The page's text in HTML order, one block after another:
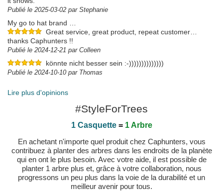
Publié le 2025-03-02 par Stephanie
My go to hat brand …
Great service, great product, repeat customer…
thanks Caphunters !!
Publié le 2024-12-21 par Colleen
könnte nicht besser sein :-))))))))))))))
Publié le 2024-10-10 par Thomas
Lire plus d'opinions
#StyleForTrees
1 Casquette= 1 Arbre
En achetant n'importe quel produit chez Caphunters, vous
contribuez à planter des arbres dans les endroits de la planète
qui en ont le plus besoin. Avec votre aide, il est possible de
planter 1 arbre plus et, grâce à votre collaboration, nous
progressons un peu plus dans la voie de la durabilité et un
meilleur avenir pour tous.